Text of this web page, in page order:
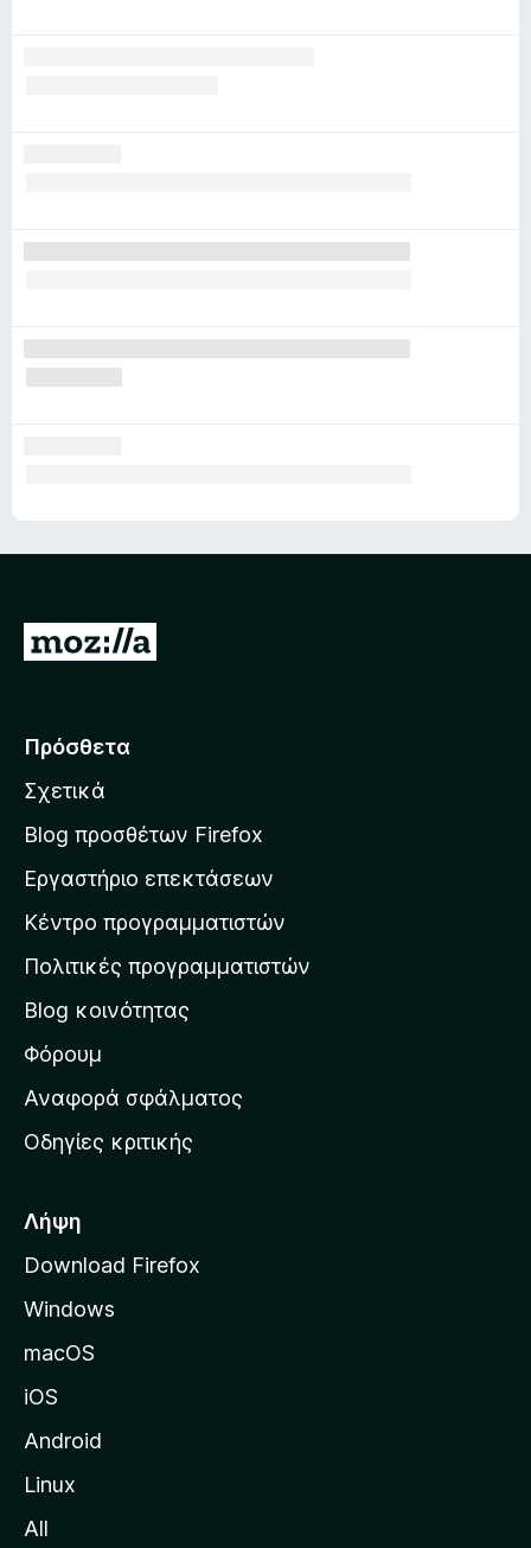
Μ
ά
α
σ
σ
τ
η
α
ρ
χ
κ
σ
λ
ί
τ
η
o
Πρόσθετα
Σχετικά
Blog προσθέτων Firefox
Εργαστήριο επεκτάσεων
Κέντρο προγραμματιστών
Πολιτικές προγραμματιστών
Blog κοινότητας
Φόρουμ
Αναφορά σφάλματος
Οδηγίες κριτικής
Λήψη
Download Firefox
Windows
macOS
iOS
Android
Linux
All